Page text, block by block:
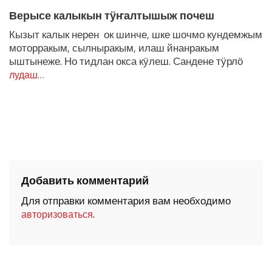
Верысе калыкын тӱҥалтышыж почеш
Кызыт калык нерен ок шинче, шке шочмо кундемжым
моторракым, сылныракым, илаш йнанракым
ыштынеже. Но тидлан окса кӱлеш. Сандене тӱрлӧ
лудаш…
Добавить комментарий
Для отправки комментария вам необходимо
авторизоваться.